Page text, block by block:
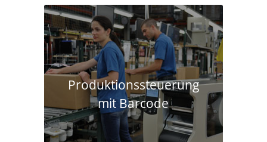
Produktions­steuerung
mit Barcode